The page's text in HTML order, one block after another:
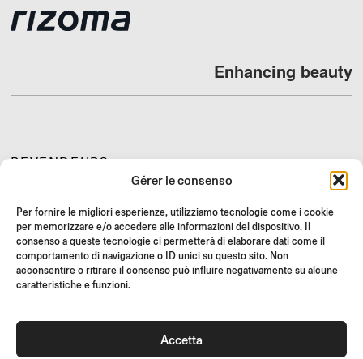
Gérer le consenso
Per fornire le migliori esperienze, utilizziamo tecnologie come i cookie
per memorizzare e/o accedere alle informazioni del dispositivo. Il
consenso a queste tecnologie ci permetterà di elaborare dati come il
comportamento di navigazione o ID unici su questo sito. Non
acconsentire o ritirare il consenso può influire negativamente su alcune
caratteristiche e funzioni.
Accetta
Enhancing beauty
REVENDEURS
SUPPORT ET FAQ
RETOURS
INSTRUCTIONS DE MONTAGE
GIFT CARD
OFFRES LIMITÉES
Rejoignez la communauté Rizoma et accédez à des contenus
exclusifs et des offres spéciales !